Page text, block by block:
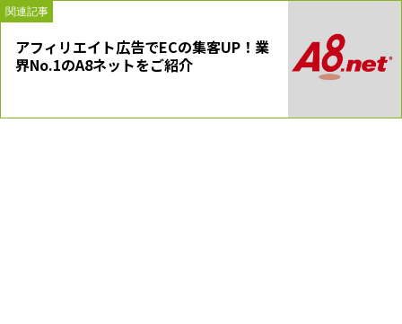
関連記事
アフィリエイト広告でECの集客UP！業
界No.1のA8ネットをご紹介